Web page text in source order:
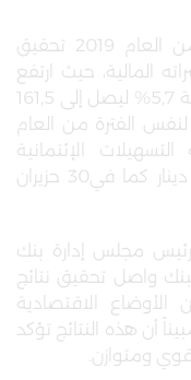
العام
2019 تحقيق
المالية، حيث ارتفع
صافي إيرادات الفوائد والعمولات بنسبة 5,7% ليصل إلى 161,5
مليون دينار لنفس الفترة من العام
الإئتمانية
المباشرة بنسبة 2,5% لتبلغ 4,4 مليار دينار كما في30 حزيران
مجلس إدارة بنك
واصل تحقيق نتائج
الاقتصادية
أن هذه النتائج تؤكد
ومتوازن.